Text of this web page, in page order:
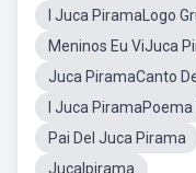
I Juca PiramaLogo
Meninos Eu ViJuca
Juca PiramaCanto
I Juca
Pai DeI Juca Pirama
JucaIpirama